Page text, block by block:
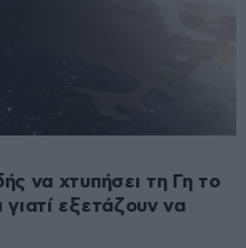
να χτυπήσει τη Γη το
εξετάζουν να